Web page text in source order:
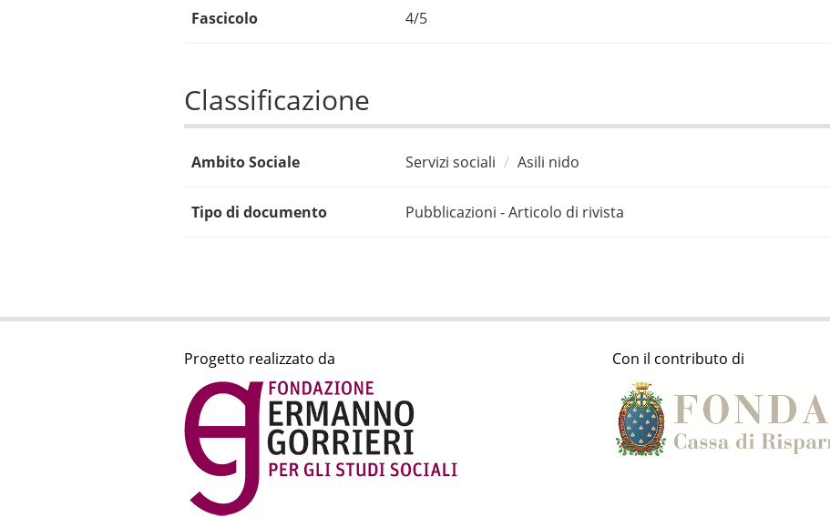
Fascicolo 4/5
Classificazione
Ambito Sociale Servizi sociali Asili nido
Tipo di documento Pubblicazioni - Articolo di rivista
Progetto realizzato da Con il contributo di